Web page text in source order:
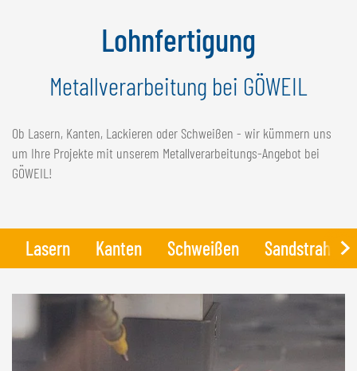
SCHWEIZ
GÖWEIL Schweiz
DEUTSCH
FRANÇAIS
Lohnfertigung
Metallverarbeitung bei GÖWEIL
Ob Lasern, Kanten, Lackieren oder Schweißen - wir kümmern uns
um Ihre Projekte mit unserem Metallverarbeitungs-Angebot bei
GÖWEIL!
Lasern Kanten Schweißen Sandstrahlen